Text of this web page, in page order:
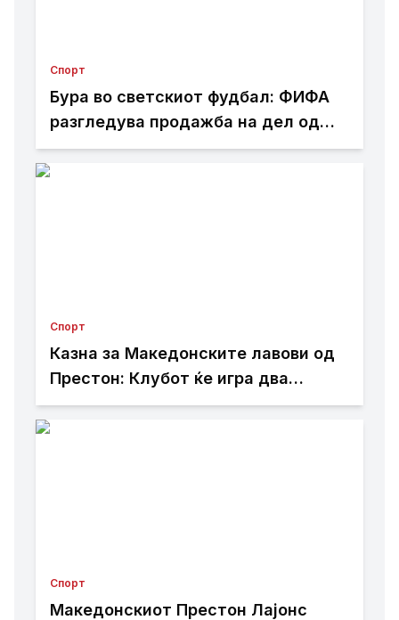
Спорт
Бура во светскиот фудбал: ФИФА
разгледува продажба на дел од
Мундијалот?
Спорт
Казна за Македонските лавови од
Престон: Клубот ќе игра два
натпревари без публика поради
Спорт
Македонскиот Престон Лајонс